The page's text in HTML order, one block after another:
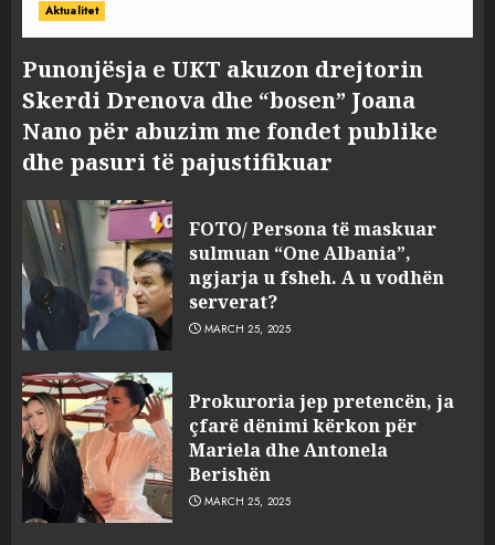
Aktualitet
Punonjësja e UKT akuzon drejtorin
Skerdi Drenova dhe “bosen” Joana
Nano për abuzim me fondet publike
dhe pasuri të pajustifikuar
FOTO/ Persona të maskuar
sulmuan “One Albania”,
ngjarja u fsheh. A u vodhën
serverat?
MARCH 25, 2025
Prokuroria jep pretencën, ja
çfarë dënimi kërkon për
Mariela dhe Antonela
Berishën
MARCH 25, 2025